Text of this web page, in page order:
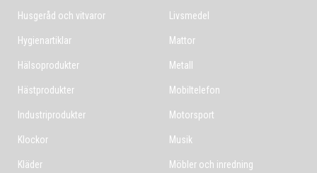
Husgeråd och vitvaror
Hygienartiklar
Hälsoprodukter
Hästprodukter
Industriprodukter
Klockor
Kläder
Livsmedel
Mattor
Metall
Mobiltelefon
Motorsport
Musik
Möbler och inredning